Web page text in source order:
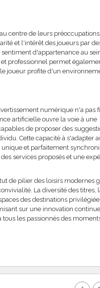
centre de leurs
et l'intérêt des joueurs par
d'appartenance au
professionnel permet
joueur profite d'un
numérique n'a pas
artificielle ouvre la voie à une
de proposer des
Cette capacité à s'adapter
et parfaitement
services proposés et une
de pilier des loisirs modernes
La diversité des titres,
des destinations
sur une innovation
les passionnés des